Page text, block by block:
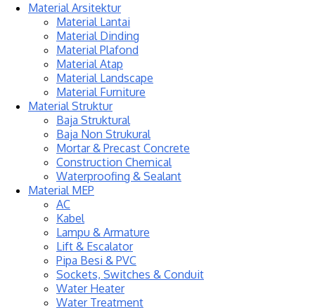
Material Arsitektur
Material Lantai
Material Dinding
Material Plafond
Material Atap
Material Landscape
Material Furniture
Material Struktur
Baja Struktural
Baja Non Strukural
Mortar & Precast Concrete
Construction Chemical
Waterproofing & Sealant
Material MEP
AC
Kabel
Lampu & Armature
Lift & Escalator
Pipa Besi & PVC
Sockets, Switches & Conduit
Water Heater
Water Treatment